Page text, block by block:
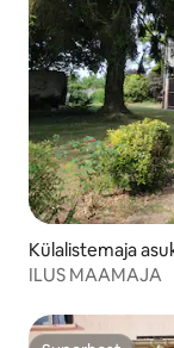
Külalistemaja
ILUS MAAMAJA